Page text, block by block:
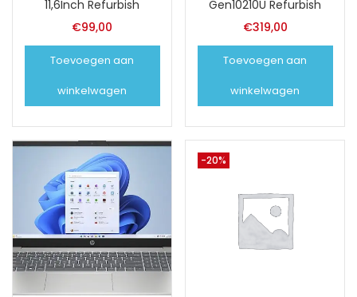
11,6Inch Refurbish
€99,00
Toevoegen aan
winkelwagen
Gen10210U Refurbish
€319,00
Toevoegen aan
winkelwagen
-20%